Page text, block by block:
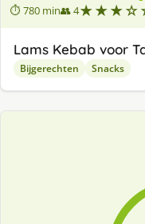
⏱ 780 min👥 4
Lams Kebab voor
Bijgerechten Snacks